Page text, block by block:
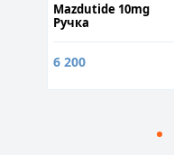
Mazdutide 10mg
Ручка
6 200